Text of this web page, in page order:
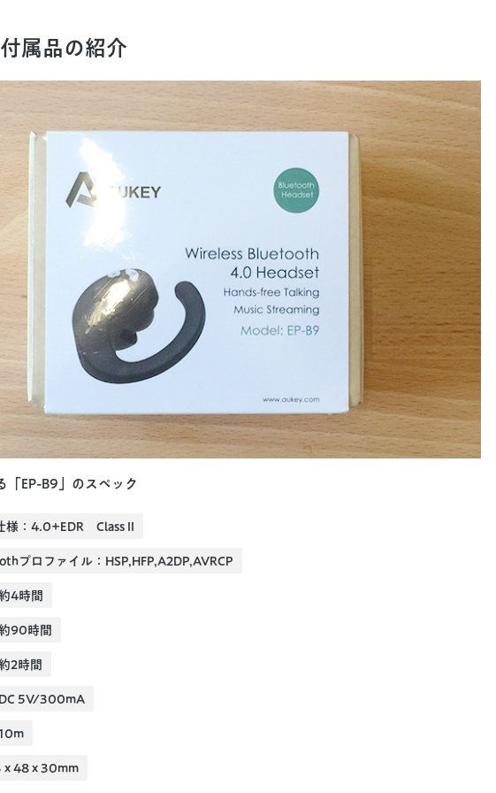
属品の紹介
「EP-B9」のスペック
様：4.0+EDR Class II
プロファイル：HSP,HFP,A2DP,AVRCP
4時間
90時間
2時間
5V/300mA
x 48 x 30mm